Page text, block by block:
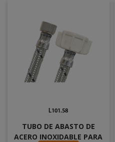
TUBO DE ABASTO DE
ACERO INOXIDABLE PARA
L101.58